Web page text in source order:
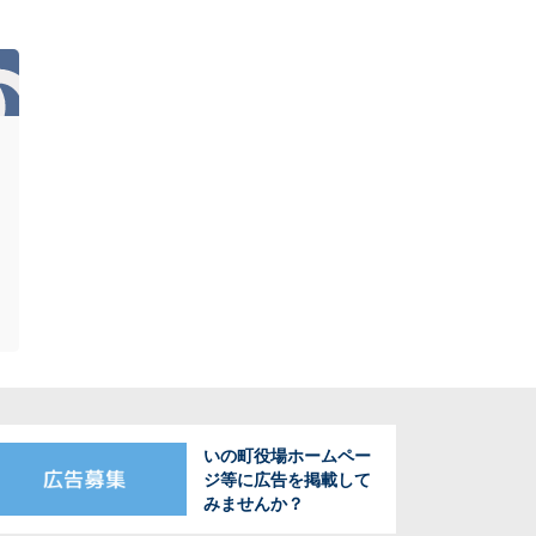
いの町役場ホームペー
ジ等に広告を掲載して
みませんか？